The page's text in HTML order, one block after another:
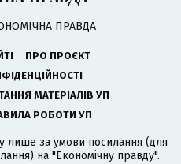
ПРАВДА
ПРО ПРОЄКТ
МАТЕРІАЛІВ УП
РОБОТИ УП
лише за умови посилання (для
на "Економічну правду".